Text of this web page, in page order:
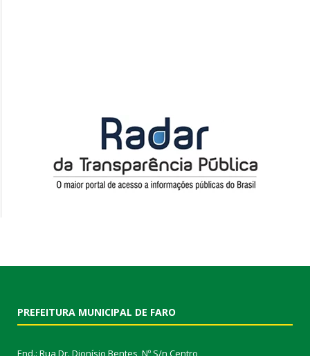
PREFEITURA MUNICIPAL DE FARO
End.: Rua Dr. Dionísio Bentes, Nº S/n Centro